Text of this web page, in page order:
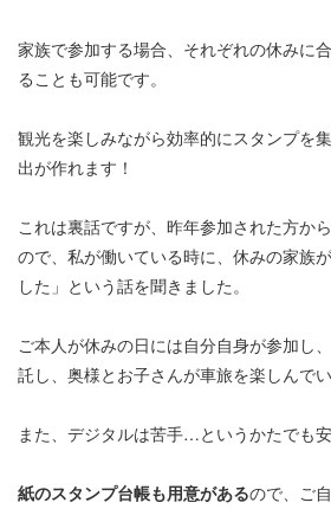
家族で参加する場合、それぞれの休みに
ることも可能です。
観光を楽しみながら効率的にスタンプを
出が作れます！
これは裏話ですが、昨年参加された方か
ので、私が働いている時に、休みの家族
した」という話を聞きました。
ご本人が休みの日には自分自身が参加し
託し、奥様とお子さんが車旅を楽しんでい
また、デジタルは苦手…というかたでも安
紙のスタンプ台帳も用意があるので、ご